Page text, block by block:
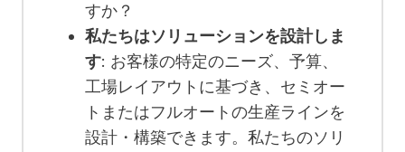
すか？
私たちはソリューションを設計しま
す: お客様の特定のニーズ、予算、
工場レイアウトに基づき、セミオー
トまたはフルオートの生産ラインを
設計・構築できます。私たちのソリ